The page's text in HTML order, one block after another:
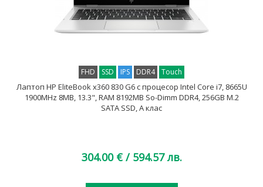
FHD SSD IPS DDR4 Touch
Лаптоп HP EliteBook x360 830 G6 с процесор Intel Core i7, 8665U
1900MHz 8MB, 13.3", RAM 8192MB So-Dimm DDR4, 256GB M.2
SATA SSD, A клас
304.00 € / 594.57 лв.